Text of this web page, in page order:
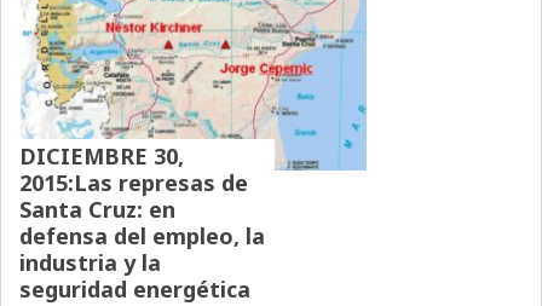
DICIEMBRE 30,
2015:Las represas de
Santa Cruz: en
defensa del empleo, la
industria y la
seguridad energética